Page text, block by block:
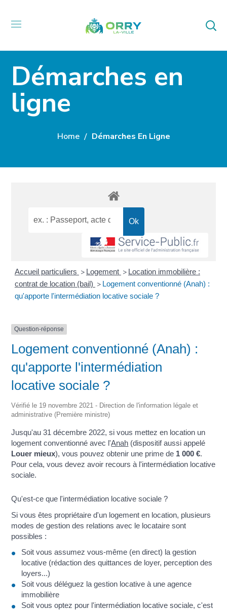
Démarches en
ligne
Home Démarches En Ligne
Accueil particuliers > Logement > Location immobilière :
contrat de location (bail) > Logement conventionné (Anah) :
qu'apporte l'intermédiation locative sociale ?
Question-réponse
Logement conventionné (Anah) :
qu'apporte l'intermédiation
locative sociale ?
Vérifié le 19 novembre 2021 - Direction de l'information légale et
administrative (Première ministre)
Jusqu'au 31 décembre 2022, si vous mettez en location un
logement conventionné avec l'Anah (dispositif aussi appelé
Louer mieux), vous pouvez obtenir une prime de 1 000 €.
Pour cela, vous devez avoir recours à l'intermédiation locative
sociale.
Qu'est-ce que l'intermédiation locative sociale ?
Si vous êtes propriétaire d'un logement en location, plusieurs
modes de gestion des relations avec le locataire sont
possibles :
Soit vous assumez vous-même (en direct) la gestion
locative (rédaction des quittances de loyer, perception des
loyers...)
Soit vous déléguez la gestion locative à une agence
immobilière
Soit vous optez pour l'intermédiation locative sociale, c'est